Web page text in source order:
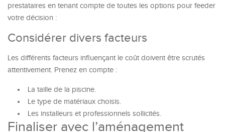
prestataires en tenant compte de toutes les options pour feeder
votre décision :
Considérer divers facteurs
Les différents facteurs influençant le coût doivent être scrutés
attentivement. Prenez en compte :
La taille de la piscine.
Le type de matériaux choisis.
Les installeurs et professionnels sollicités.
Finaliser avec l’aménagement